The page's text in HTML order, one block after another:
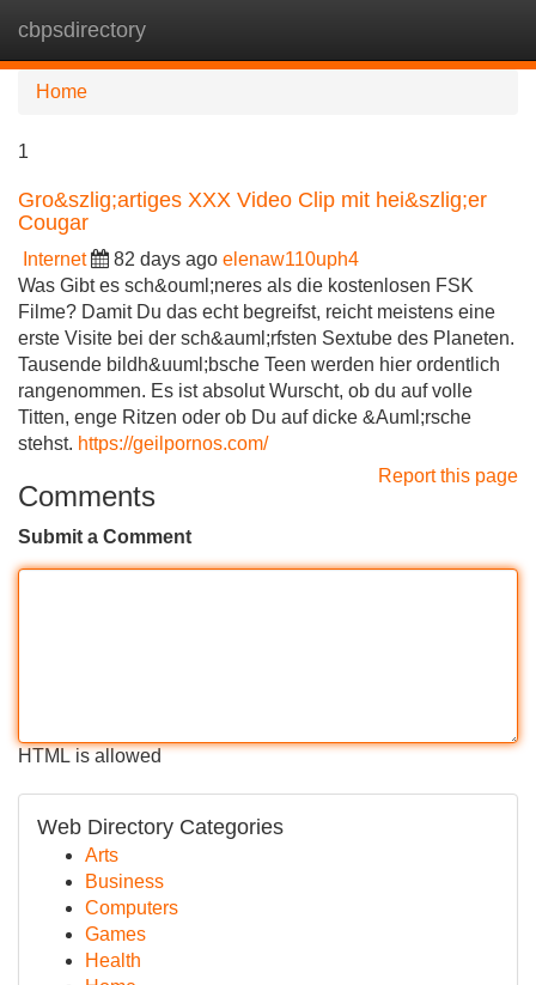
cbpsdirectory
Home
1
Gro&szlig;artiges XXX Video Clip mit hei&szlig;er
Cougar
Internet 82 days ago elenaw110uph4
Was Gibt es sch&ouml;neres als die kostenlosen FSK
Filme? Damit Du das echt begreifst, reicht meistens eine
erste Visite bei der sch&auml;rfsten Sextube des Planeten.
Tausende bildh&uuml;bsche Teen werden hier ordentlich
rangenommen. Es ist absolut Wurscht, ob du auf volle
Titten, enge Ritzen oder ob Du auf dicke &Auml;rsche
stehst. https://geilpornos.com/
Report this page
Comments
Submit a Comment
HTML is allowed
Web Directory Categories
Arts
Business
Computers
Games
Health